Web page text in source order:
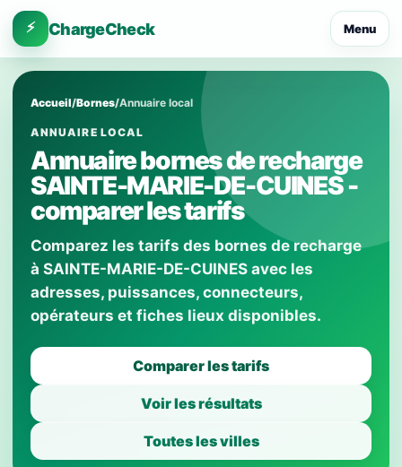
⚡ ChargeCheck Menu
Accueil/Bornes/Annuaire local
ANNUAIRE LOCAL
Annuaire bornes de recharge
SAINTE-MARIE-DE-CUINES -
comparer les tarifs
Comparez les tarifs des bornes de recharge
à SAINTE-MARIE-DE-CUINES avec les
adresses, puissances, connecteurs,
opérateurs et fiches lieux disponibles.
Comparer les tarifs
Voir les résultats
Toutes les villes